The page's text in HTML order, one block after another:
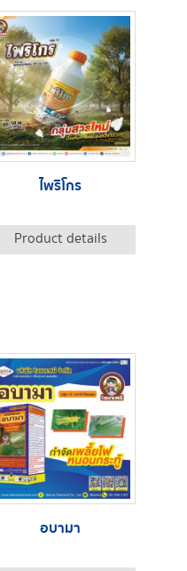
ไพริโกร
Product details
อบามา